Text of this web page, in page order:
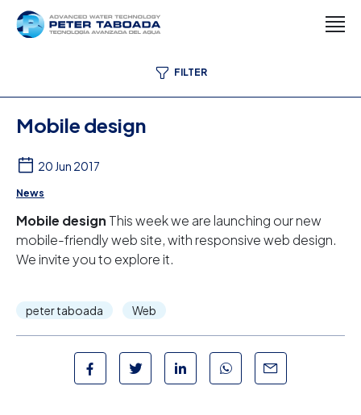
FILTER
Mobile design
20 Jun 2017
News
Mobile design This week we are launching our new
mobile-friendly web site, with responsive web design.
We invite you to explore it.
peter taboada Web